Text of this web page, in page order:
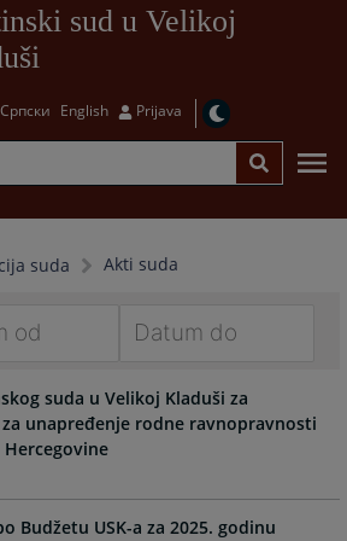
sud u Velikoj
Српски English Prijava
suda Akti suda
forward
to
the
calendar
suda u Velikoj Kladuši za
unapređenje rodne ravnopravnosti
Budžetu USK-a za 2025. godinu